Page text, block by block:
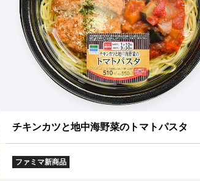
チキンカツと地中海野菜のトマトパスタ
ファミマ新商品